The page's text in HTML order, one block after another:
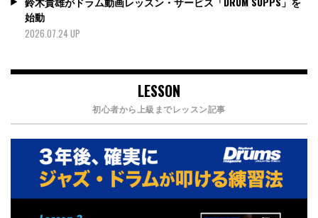
始動
2026.07.24 UP
LESSON
初心者から上級までレッスン記事